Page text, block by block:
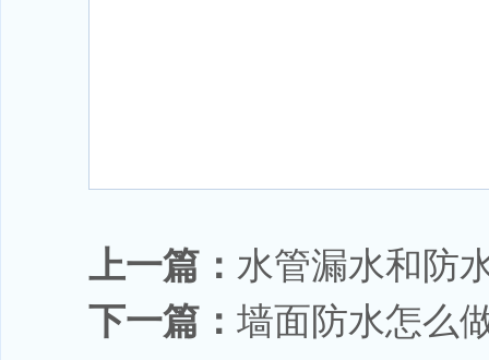
上一篇： 水管漏水和防
下一篇： 墙面防水怎么